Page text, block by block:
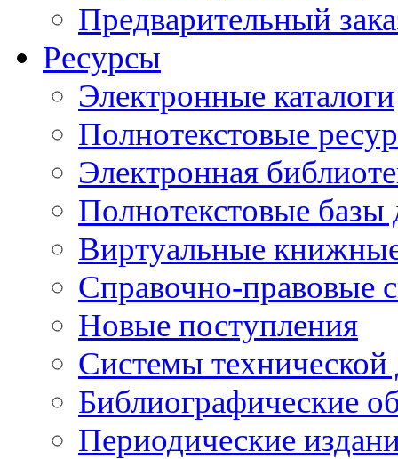
Предварительный
Ресурсы
Электронные каталоги
Полнотекстовые
Электронная
Полнотекстовые
Виртуальные
Справочно-правовые
Новые поступления
Cистемы
Библиографические
Периодические